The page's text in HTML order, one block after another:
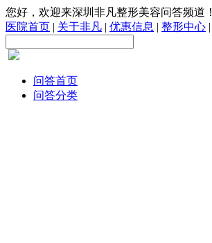
您好，欢迎来深圳非凡整形美容问答频道！
医院首页 | 关于非凡 | 优惠信息 | 整形中心 |
问答首页
问答分类